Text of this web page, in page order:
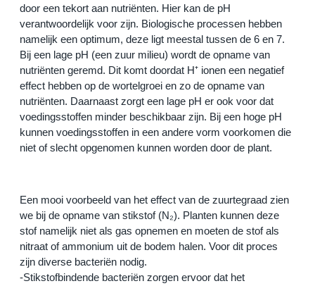
door een tekort aan nutriënten. Hier kan de pH
verantwoordelijk voor zijn. Biologische processen hebben
namelijk een optimum, deze ligt meestal tussen de 6 en 7.
Bij een lage pH (een zuur milieu) wordt de opname van
nutriënten geremd. Dit komt doordat H⁺ ionen een negatief
effect hebben op de wortelgroei en zo de opname van
nutriënten. Daarnaast zorgt een lage pH er ook voor dat
voedingsstoffen minder beschikbaar zijn. Bij een hoge pH
kunnen voedingsstoffen in een andere vorm voorkomen die
niet of slecht opgenomen kunnen worden door de plant.
Een mooi voorbeeld van het effect van de zuurtegraad zien
we bij de opname van stikstof (N₂). Planten kunnen deze
stof namelijk niet als gas opnemen en moeten de stof als
nitraat of ammonium uit de bodem halen. Voor dit proces
zijn diverse bacteriën nodig.
-Stikstofbindende bacteriën zorgen ervoor dat het